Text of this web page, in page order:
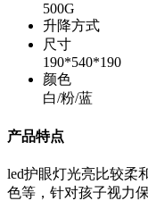
500G
升降方式
尺寸
190*540*190
颜色
白/粉/蓝
产品特点
led护眼灯光亮比较柔
色等，针对孩子视力